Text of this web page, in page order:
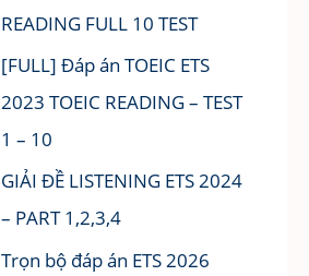
READING FULL 10 TEST
[FULL] Đáp án TOEIC ETS
2023 TOEIC READING – TEST
1 – 10
GIẢI ĐỀ LISTENING ETS 2024
– PART 1,2,3,4
Trọn bộ đáp án ETS 2026